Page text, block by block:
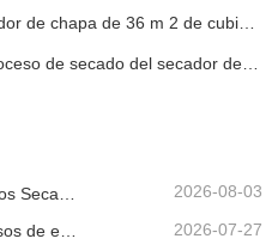
Anterior entrada anterior : Secador de chapa de 36 m 2 de cubierta recién instalado puesto en uso
Siguiente entrada siguiente : Proceso de secado del secador de chapa
2026-08-03
2026-07-27